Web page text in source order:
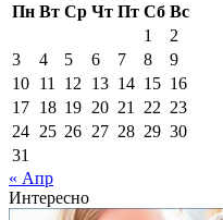
Пн Вт Ср Чт Пт Сб Вс
1
2
3
4 5 6 7 8
9
10 11 12 13 14 15 16
17 18 19 20 21 22 23
24 25 26 27 28 29 30
31
« Апр
Интересно